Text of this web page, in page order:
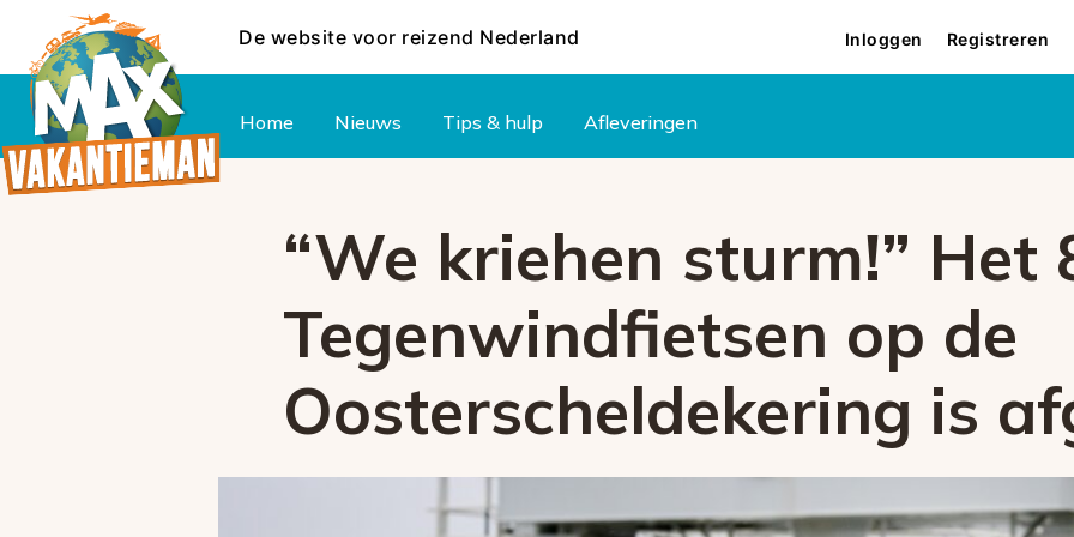
De website voor reizend Nederland Inloggen Registreren
Home Nieuws Tips & hulp Afleveringen
“We kriehen sturm!” Het
Tegenwindfietsen op de
Oosterscheldekering is